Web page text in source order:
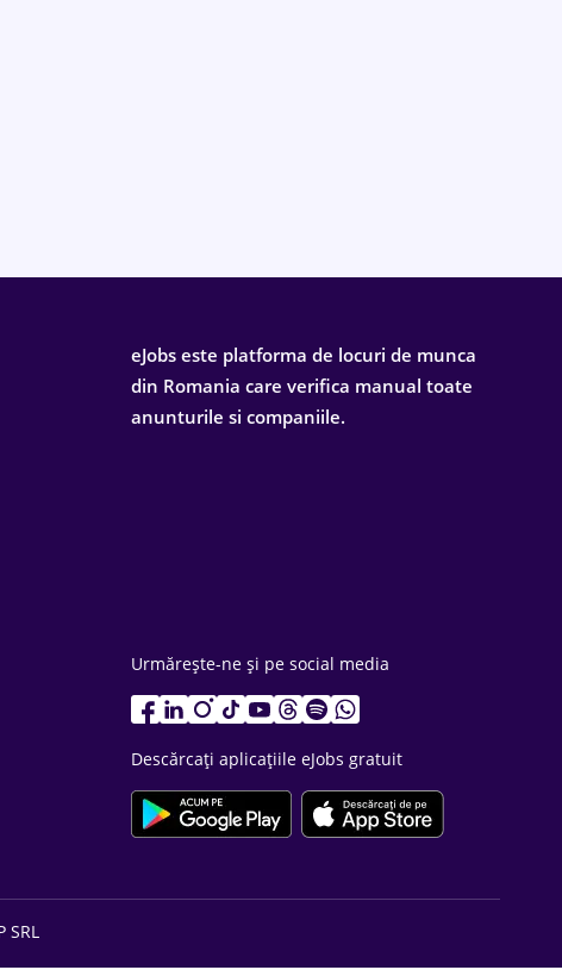
eJobs este platforma de locuri de munca
din Romania care verifica manual toate
anunturile si companiile.
Urmărește-ne și pe social media
Descărcați aplicațiile eJobs gratuit
SRL